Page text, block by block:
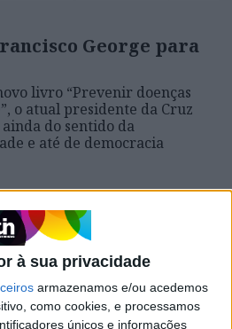
à sua privacidade
armazenamos e/ou acedemos
como cookies, e processamos
únicos e informações
George para
livro “Prevenir doenças
o atual presidente da Cruz
do sentido da
e até de democracia